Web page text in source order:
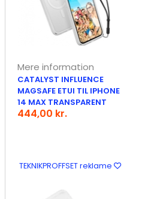
Mere information
CATALYST INFLUENCE
MAGSAFE ETUI TIL IPHONE
14 MAX TRANSPARENT
444,00 kr.
TEKNIKPROFFSET reklame